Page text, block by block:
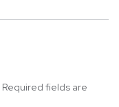
Required fields are